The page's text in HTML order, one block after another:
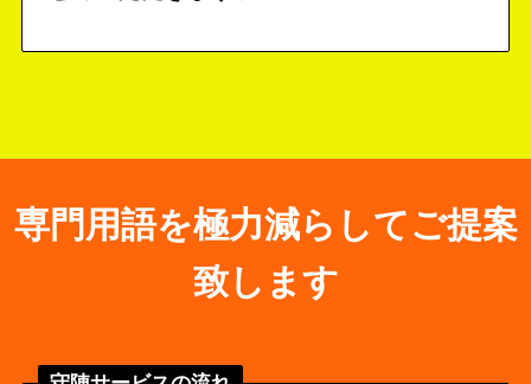
専門用語を極力減らしてご提案
致します